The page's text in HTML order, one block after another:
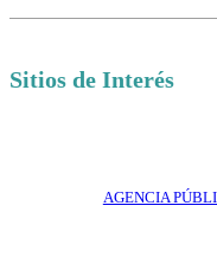
Sitios de Interés
AGENCIA